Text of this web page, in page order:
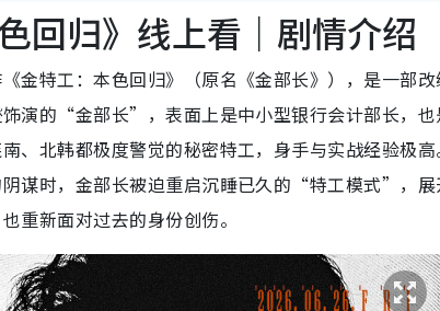
满
哲
灿
雅
上看｜Netflix更新时间
上看｜预告片
回归》线上看｜剧情介绍
金特工：本色回归》（原名《金部长》），是一部
演的“金部长”，表面上是中小型银行会计部长，
、北韩都极度警觉的秘密特工，身手与实战经验极
谋时，金部长被迫重启沉睡已久的“特工模式”，
重新面对过去的身份创伤。